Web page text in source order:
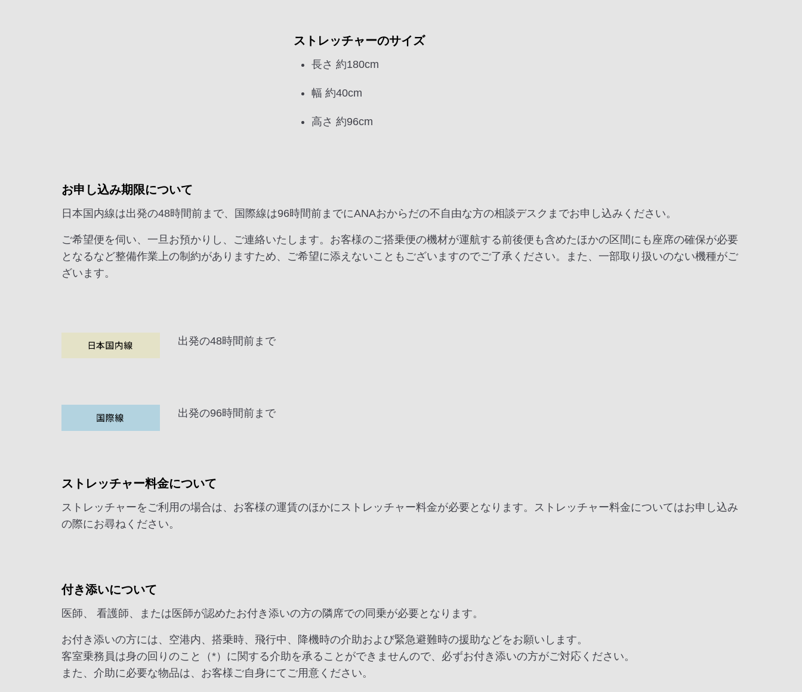
ストレッチャーのサイズ
長さ 約180cm
幅 約40cm
高さ 約96cm
お申し込み期限について
日本国内線は出発の48時間前まで、国際線は96時間前までにANAおからだの不自由な方の相談デスクまでお申し込みください。
ご希望便を伺い、一旦お預かりし、ご連絡いたします。お客様のご搭乗便の機材が運航する前後便も含めたほかの区間にも座席の確保が必要
となるなど整備作業上の制約がありますため、ご希望に添えないこともございますのでご了承ください。また、一部取り扱いのない機種がご
ざいます。
出発の48時間前まで
出発の96時間前まで
ストレッチャー料金について
ストレッチャーをご利用の場合は、お客様の運賃のほかにストレッチャー料金が必要となります。ストレッチャー料金についてはお申し込み
の際にお尋ねください。
付き添いについて
医師、 看護師、または医師が認めたお付き添いの方の隣席での同乗が必要となります。
お付き添いの方には、空港内、搭乗時、飛行中、降機時の介助および緊急避難時の援助などをお願いします。
客室乗務員は身の回りのこと（*）に関する介助を承ることができませんので、必ずお付き添いの方がご対応ください。
また、介助に必要な物品は、お客様ご自身にてご用意ください。